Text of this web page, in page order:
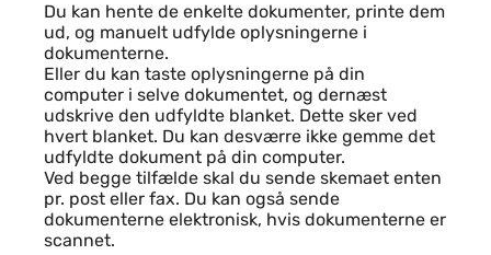
Du kan hente de enkelte dokumenter, printe dem
ud, og manuelt udfylde oplysningerne i
dokumenterne.
Eller du kan taste oplysningerne på din
computer i selve dokumentet, og dernæst
udskrive den udfyldte blanket. Dette sker ved
hvert blanket. Du kan desværre ikke gemme det
udfyldte dokument på din computer.
Ved begge tilfælde skal du sende skemaet enten
pr. post eller fax. Du kan også sende
dokumenterne elektronisk, hvis dokumenterne er
scannet.